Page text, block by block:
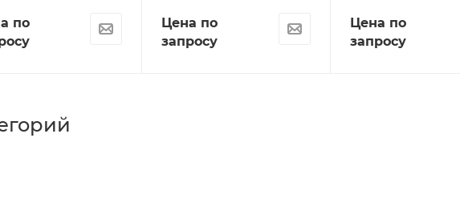
по
Цена по
запросу
Цена по
запросу